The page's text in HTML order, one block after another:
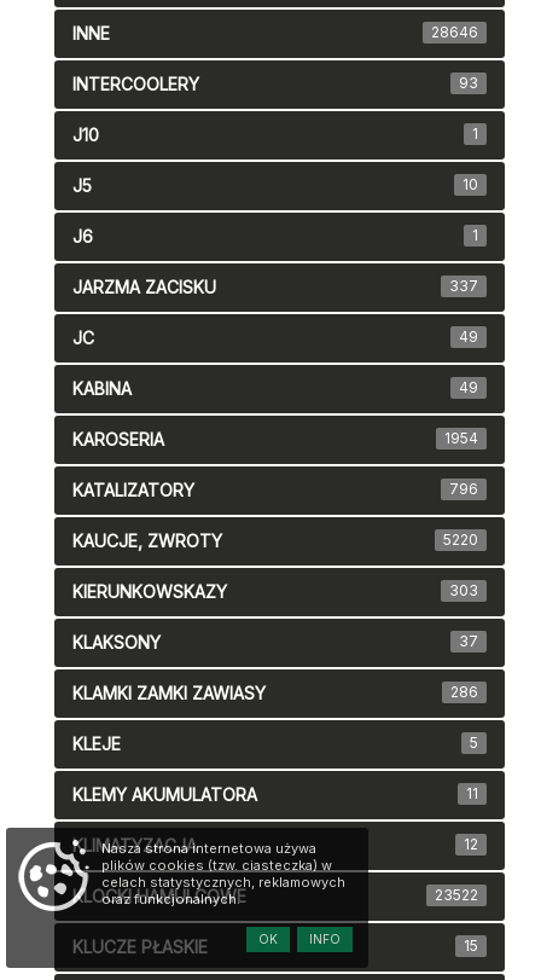
INNE 28646
INTERCOOLERY 93
J10 1
J5 10
J6 1
JARZMA ZACISKU 337
JC 49
KABINA 49
KAROSERIA 1954
KATALIZATORY 796
KAUCJE, ZWROTY 5220
KIERUNKOWSKAZY 303
KLAKSONY 37
KLAMKI ZAMKI ZAWIASY 286
KLEJE 5
KLEMY AKUMULATORA 11
KLIMATYZACJA 12
KLOCKI HAMULCOWE 23522
KLUCZE PŁASKIE 15
Nasza strona internetowa używa
plików cookies (tzw. ciasteczka) w
celach statystycznych, reklamowych
oraz funkcjonalnych.
INFO
OK